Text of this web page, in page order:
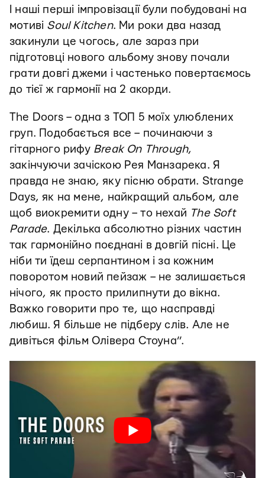
І наші перші імпровізації були побудовані на
мотиві Soul Kitchen. Ми роки два назад
закинули це чогось, але зараз при
підготовці нового альбому знову почали
грати довгі джеми і частенько повертаємось
до тієї ж гармонії на 2 акорди.
The Doors – одна з ТОП 5 моїх улюблених
груп. Подобається все – починаючи з
гітарного рифу Break On Through,
закінчуючи зачіскою Рея Манзарека. Я
правда не знаю, яку пісню обрати. Strange
Days, як на мене, найкращий альбом, але
щоб виокремити одну – то нехай The Soft
Parade. Декілька абсолютно різних частин
так гармонійно поєднані в довгій пісні. Це
ніби ти їдеш серпантином і за кожним
поворотом новий пейзаж – не залишається
нічого, як просто прилипнути до вікна.
Важко говорити про те, що насправді
любиш. Я більше не підберу слів. Але не
дивіться фільм Олівера Стоуна”.